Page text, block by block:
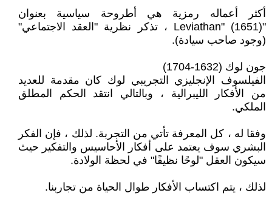
أكثر أعماله رمزية هي أطروحة سياسية بعنوان
"Leviathan" (1651) ، تذكر نظرية "العقد الاجتماعي"
(وجود صاحب سيادة).
جون لوك (1632-1704)
الفيلسوف الإنجليزي التجريبي لوك كان مقدمة للعديد
من الأفكار الليبرالية ، وبالتالي انتقد الحكم المطلق
الملكي.
وفقا له ، كل المعرفة تأتي من التجربة. لذلك ، فإن الفكر
البشري سوف يعتمد على أفكار الأحاسيس والتفكير حيث
سيكون العقل "لوحًا نظيفًا" في لحظة الولادة.
لذلك ، يتم اكتساب الأفكار طوال الحياة من تجاربنا.